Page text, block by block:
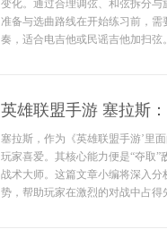
变化。通过合理调弦、和弦拆分
准备与选曲路线在开始练习前，
奏，适合电吉他或民谣吉他加扫弦
英雄联盟手游 塞拉斯
塞拉斯，作为《英雄联盟手游’里
玩家喜爱。其核心能力便是“夺取
战术大师。这篇文章小编将深入
势，帮助玩家在激烈的对战中占